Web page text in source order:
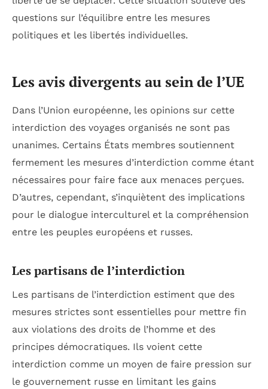
questions sur l’équilibre entre les mesures
politiques et les libertés individuelles.
Les avis divergents au sein de l’UE
Dans l’Union européenne, les opinions sur cette
interdiction des voyages organisés ne sont pas
unanimes. Certains États membres soutiennent
fermement les mesures d’interdiction comme étant
nécessaires pour faire face aux menaces perçues.
D’autres, cependant, s’inquiètent des implications
pour le dialogue interculturel et la compréhension
entre les peuples européens et russes.
Les partisans de l’interdiction
Les partisans de l’interdiction estiment que des
mesures strictes sont essentielles pour mettre fin
aux violations des droits de l’homme et des
principes démocratiques. Ils voient cette
interdiction comme un moyen de faire pression sur
le gouvernement russe en limitant les gains